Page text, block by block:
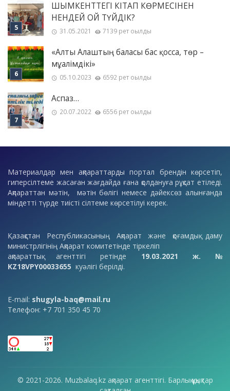
ШЫМКЕНТТЕГІ КІТАП КӨРМЕСІНЕН
НЕНДЕЙ ОЙ ТҮЙДІК?
31.05.2021 7139 рет оқылды
«Алты Алаштың баласы бас қосса, төр –
мұғалімдікі»
05.10.2023 6592 рет оқылды
Аспаз…
20.07.2022 6556 рет оқылды
Материалдар мен ақпараттарды портал брендін көрсетіп,
гиперсілтеме жасаған жағдайда ғана қолдануға рұқсат етіледі.
Ақпараттан мәтін, мәтін бөлігі немесе дәйексөз алынғанда
міндетті түрде тиісті сілтеме көрсетілуі керек.
Қазақстан Республикасының Ақпарат және қоғамдық даму
министрлігінің Ақпарат комитетінде тіркеліп
ақпараттық агенттігі ретінде 19.03.2021 ж. №
KZ18VPY00033655 куәлігі берілді.
E-mail: shugyla-baq@mail.ru
Телефон: +7 701 350 45 70
© 2021-2026. Muzbalaq.kz ақпарат агенттігі. Барлық құқықтар